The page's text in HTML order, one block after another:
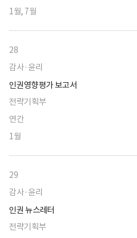
1월, 7월
28
감사·윤리
인권영향평가 보고서
전략기획부
연간
1월
29
감사·윤리
인권 뉴스레터
전략기획부